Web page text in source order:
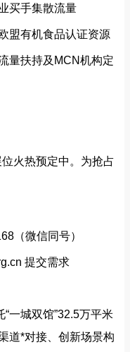
买手集散流量
盟有机食品认证资源
量扶持及MCN机构定
火热预定中‌。为抢占
（微信同号）
提交需求
一城双馆”32.5万平米
道*对接、创新场景构